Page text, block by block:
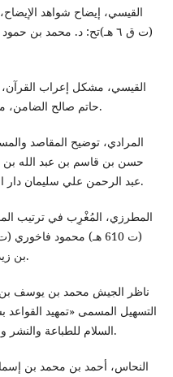
(ت ق ٦ هـ)تح: د. محمد بن
حاتم صالح الضامن، مؤسسة الرسالة، بيروت، ط2، 1405هـ.
عبد الرحمن علي سليمان دار الفكر العربي ط،١، ١٤٢٨ هـ – ٢٠٠٨ م.
بن زيد، حلب سوريا ط،١، ١٣٩٩هـ - 1979م.
التسهيل المسمى «تمهيد
السلام للطباعة والنشر والتوزيع والترجمة، القاهرة ط١، 1428ه.